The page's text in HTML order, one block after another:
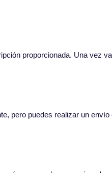
proporcionada. Una vez
pero puedes realizar un